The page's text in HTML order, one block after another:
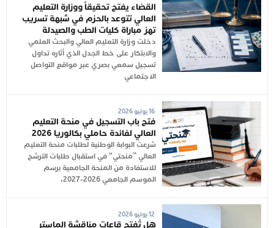
القضاء يفتح تحقيقاً ووزارة التعليم
العالي تتوعد بالحزم في شبهة تسريب
تهز مباراة كليات الطب والصيدلة
دخلت وزارة التعليم العالي والبحث العلمي
والابتكار على خط الجدل الذي أثاره تداول
تسجيل سمعي بصري عبر مواقع التواصل
الاجتماعي
16 يوليو 2026
فتح باب التسجيل في منحة التعليم
العالي لفائدة حاملي بكالوريا 2026
شرعت البوابة الوطنية لطلبات منحة التعليم
العالي “منحتي” في استقبال طلبات الترشح
للاستفادة من المنحة الجامعية برسم
الموسم الجامعي 2026-2027،
12 يوليو 2026
هل تُفتح قاعات مناقشة الماستر